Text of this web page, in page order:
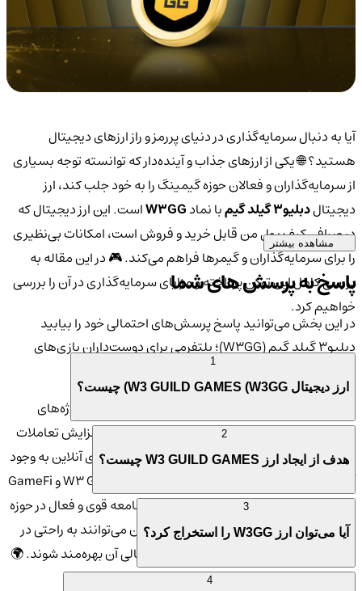
آیا به دنبال سرمایه‌گذاری در دنیای پررمز و راز ارزهای دیجیتال
هستید؟ 🌐 یکی از ارزهای جذاب و آینده‌دار که توانسته توجه بسیاری
از سرمایه‌گذاران و فعالان حوزه گیمینگ را به خود جلب کند، ارز
دیجیتالدبلیو3 گیلد گیم با نمادW3GGاست. این ارز دیجیتال که
در صرافی کیف پول من قابل خرید و فروش است، امکانات بی‌نظیری
را برای سرمایه‌گذاران و گیمرها فراهم می‌کند. 🎮 در این مقاله به
بررسی کامل این توکن پرداخته و مزایای سرمایه‌گذاری در آن را بررسی
خواهیم کرد.
دبلیو3 گیلد گیم (W3GG)؛ پلتفرمی برای دوست‌داران بازی‌های
، یکی از پروژه‌های
پیشرفته در حوزه گیمینگ وبلاکچیناست که برای افزایش تعاملات
بین کاربران و ارائه فرصت‌های مالی در دنیای بازی‌های آنلاین به وجود
آمده است. 🎯 این توکن از پلتفرم‌هایی همچون W3 Guild و GameFi
پشتیبانی می‌کند که هدف آن‌ها ایجاد یک جامعه قوی و فعال در حوزه
گیمینگ است. با استفاده ازW3GG، کاربران می‌توانند به راحتی در
بازی‌های مختلف شرکت کرده و از امکانات مالی آن بهره‌مند شوند. 🌍
💸
مشاهده بیشتر
پاسخ به پرسش های شما
در این بخش می‌توانید پاسخ پرسش‌های احتمالی خود را بیابید
ارز دیجیتال W3 GUILD GAMES (W3GG) چیست؟
هدف از ایجاد ارز W3 GUILD GAMES چیست؟
آیا می‌توان ارز W3GG را استخراج کرد؟